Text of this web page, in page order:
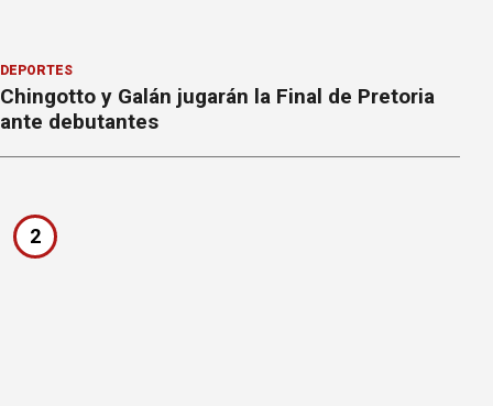
DEPORTES
Chingotto y Galán jugarán la Final de Pretoria
ante debutantes
2